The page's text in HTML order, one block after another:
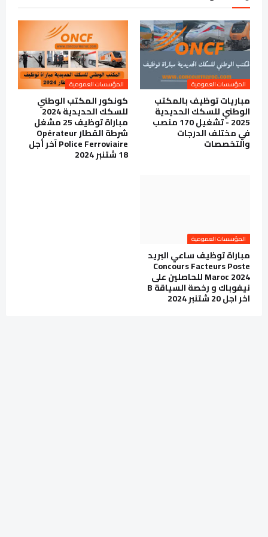
المؤسسات العمومية
مباريات توظيف بالمكتب
الوطني للسكك الحديدية
2025 - تشغيل 170 منصب
في مختلف الدرجات
والتخصصات
المؤسسات العمومية
كونكور المكتب الوطني
للسكك الحديدية 2024
مباراة توظيف 25 مشغل
شرطة القطار Opérateur
Police Ferroviaire آخر أجل
18 شتنبر 2024
المؤسسات العمومية
مباراة توظيف ساعي البريد
Concours Facteurs Poste
Maroc 2024 للحاصلين على
نيفوباك و رخصة السياقة B
اخر اجل 20 شتنبر 2024